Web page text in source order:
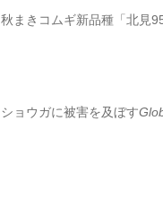
秋まきコムギ新品種「北見
ショウガに被害を及ぼす